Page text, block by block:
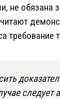
не обязана
следует